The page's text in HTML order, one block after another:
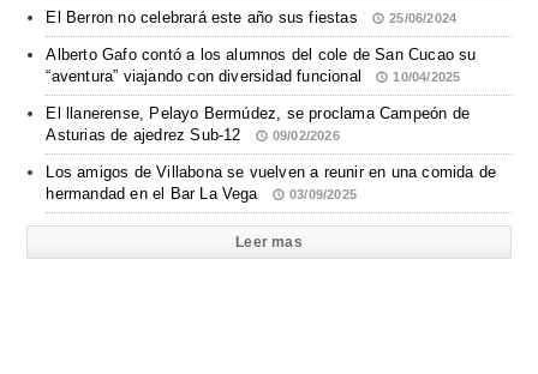
El Berron no celebrará este año sus fiestas 25/06/2024
Alberto Gafo contó a los alumnos del cole de San Cucao su
“aventura” viajando con diversidad funcional
10/04/2025
El llanerense, Pelayo Bermúdez, se proclama Campeón de
Asturias de ajedrez Sub-12
09/02/2026
Los amigos de Villabona se vuelven a reunir en una comida de
hermandad en el Bar La Vega
03/09/2025
Leer mas